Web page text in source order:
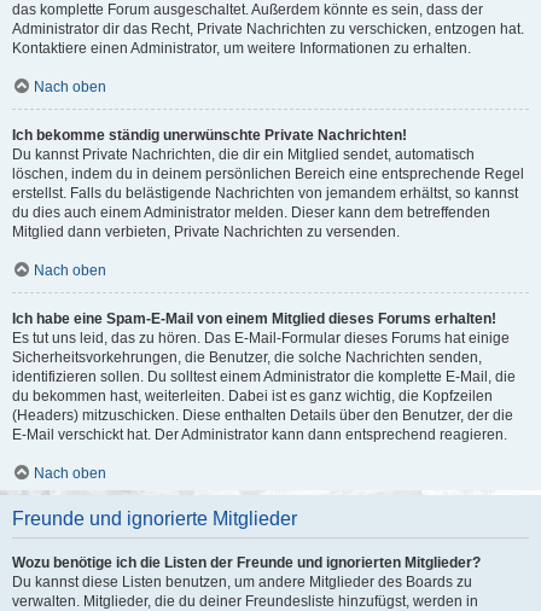
das komplette Forum ausgeschaltet. Außerdem könnte es sein, dass der
Administrator dir das Recht, Private Nachrichten zu verschicken, entzogen hat.
Kontaktiere einen Administrator, um weitere Informationen zu erhalten.
Nach oben
Ich bekomme ständig unerwünschte Private Nachrichten!
Du kannst Private Nachrichten, die dir ein Mitglied sendet, automatisch
löschen, indem du in deinem persönlichen Bereich eine entsprechende Regel
erstellst. Falls du belästigende Nachrichten von jemandem erhältst, so kannst
du dies auch einem Administrator melden. Dieser kann dem betreffenden
Mitglied dann verbieten, Private Nachrichten zu versenden.
Nach oben
Ich habe eine Spam-E-Mail von einem Mitglied dieses Forums erhalten!
Es tut uns leid, das zu hören. Das E-Mail-Formular dieses Forums hat einige
Sicherheitsvorkehrungen, die Benutzer, die solche Nachrichten senden,
identifizieren sollen. Du solltest einem Administrator die komplette E-Mail, die
du bekommen hast, weiterleiten. Dabei ist es ganz wichtig, die Kopfzeilen
(Headers) mitzuschicken. Diese enthalten Details über den Benutzer, der die
E-Mail verschickt hat. Der Administrator kann dann entsprechend reagieren.
Nach oben
Freunde und ignorierte Mitglieder
Wozu benötige ich die Listen der Freunde und ignorierten Mitglieder?
Du kannst diese Listen benutzen, um andere Mitglieder des Boards zu
verwalten. Mitglieder, die du deiner Freundesliste hinzufügst, werden in